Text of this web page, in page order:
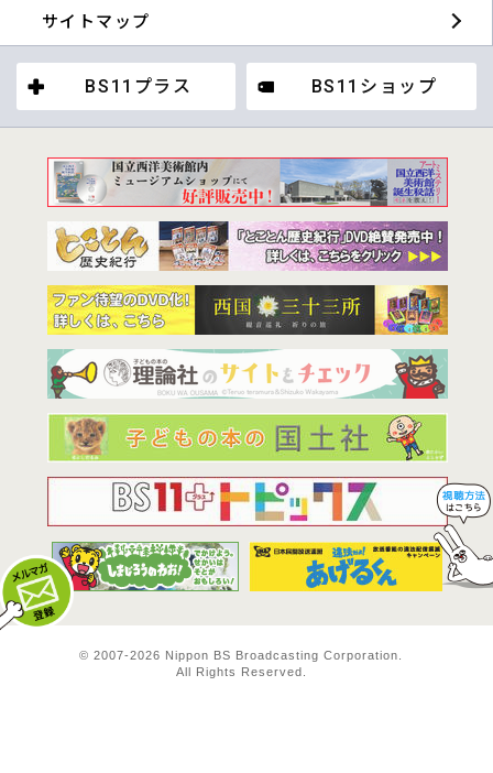
サイトマップ
BS11プラス BS11ショップ
© 2007-2026 Nippon BS Broadcasting Corporation.
All Rights Reserved.